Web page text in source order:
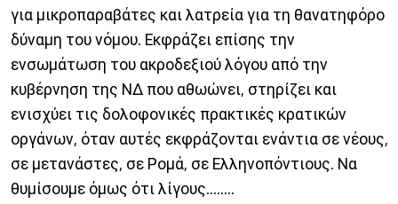
για μικροπαραβάτες και λατρεία για τη θανατηφόρο
δύναμη του νόμου. Εκφράζει επίσης την
ενσωμάτωση του ακροδεξιού λόγου από την
κυβέρνηση της ΝΔ που αθωώνει, στηρίζει και
ενισχύει τις δολοφονικές πρακτικές κρατικών
οργάνων, όταν αυτές εκφράζονται ενάντια σε νέους,
σε μετανάστες, σε Ρομά, σε Ελληνοπόντιους. Να
θυμίσουμε όμως ότι λίγους........